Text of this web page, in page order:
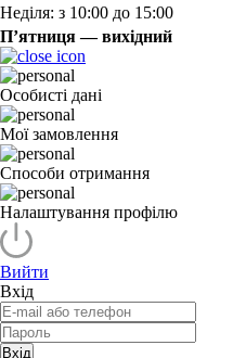
Неділя: з 10:00 до 15:00
П’ятниця — вихідний
Особисті дані
Мої замовлення
Способи отримання
Налаштування профілю
Вийти
Вхід
Вхід